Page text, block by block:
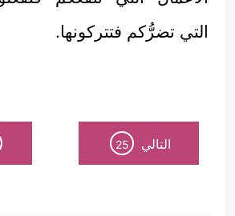
التي تضرُّكم فتتركونها.
التالي 25